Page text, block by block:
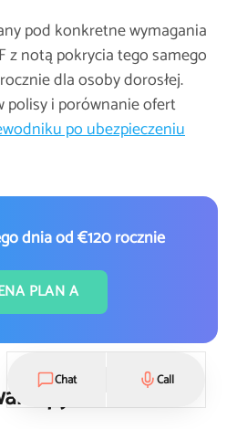
pod konkretne wymagania
z notą pokrycia tego samego
dla osoby dorosłej.
polisy i porównanie ofert
po ubezpieczeniu
dnia od €120 rocznie
PLAN A
pytania
Chat Call